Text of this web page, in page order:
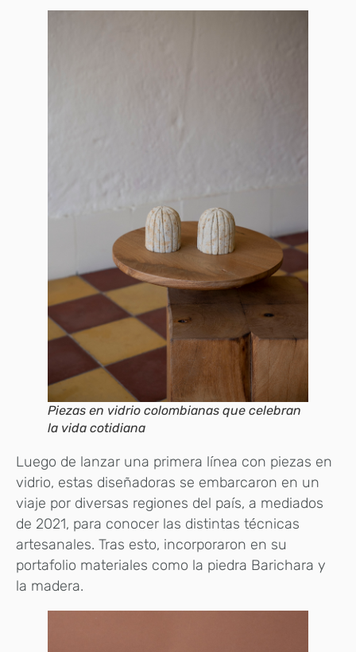
Piezas en vidrio colombianas que celebran
la vida cotidiana
Luego de lanzar una primera línea con piezas en
vidrio, estas diseñadoras se embarcaron en un
viaje por diversas regiones del país, a mediados
de 2021, para conocer las distintas técnicas
artesanales. Tras esto, incorporaron en su
portafolio materiales como la piedra Barichara y
la madera.